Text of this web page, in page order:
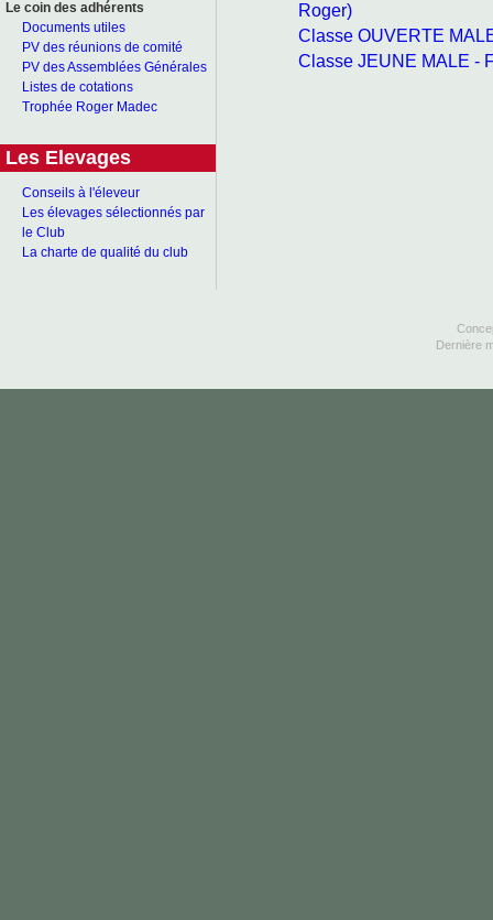
Le coin des adhérents
Documents utiles
PV des réunions de comité
PV des Assemblées Générales
Listes de cotations
Trophée Roger Madec
Les Elevages
Conseils à l'éleveur
Les élevages sélectionnés par
le Club
La charte de qualité du club
Roger)
Classe OUVERTE
Classe JEUNE MALE -
Dernière